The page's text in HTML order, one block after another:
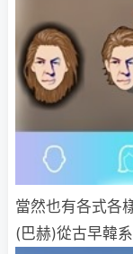
當然也有各式各
(巴赫)從古早韓